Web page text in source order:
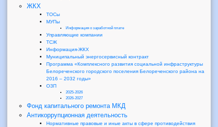
ЖКХ
ТОСы
МУПы
Информация о заработной плате
Управляющие компании
ТСЖ
Информация-ЖКХ
Муниципальный энергосервисный контракт
Программа «Комплексного развития социальной инфраструктуры
Белореченского городского поселения Белореченского района на
2016 – 2032 годы»
ОЗП
2025-2026
2026-2027
Фонд капитального ремонта МКД
Антикоррупционная деятельность
Нормативные правовые и иные акты в сфере противодействия